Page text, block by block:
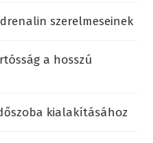
szerelmeseinek
a hosszú
kialakításához